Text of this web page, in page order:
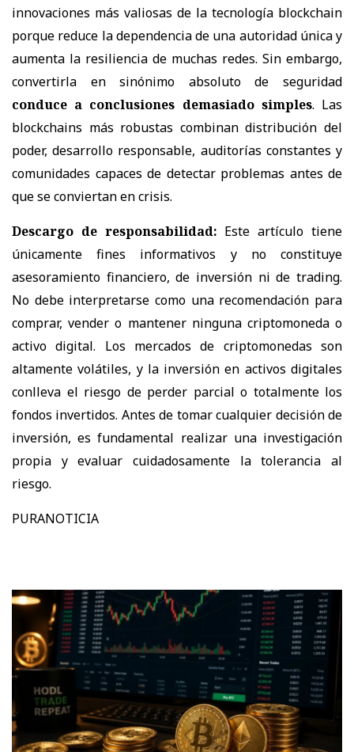
innovaciones más valiosas de la tecnología blockchain
porque reduce la dependencia de una autoridad única y
aumenta la resiliencia de muchas redes. Sin embargo,
convertirla en sinónimo absoluto de seguridad
conduce a conclusiones demasiado simples. Las
blockchains más robustas combinan distribución del
poder, desarrollo responsable, auditorías constantes y
comunidades capaces de detectar problemas antes de
que se conviertan en crisis.
Descargo de responsabilidad: Este artículo tiene
únicamente fines informativos y no constituye
asesoramiento financiero, de inversión ni de trading.
No debe interpretarse como una recomendación para
comprar, vender o mantener ninguna criptomoneda o
activo digital. Los mercados de criptomonedas son
altamente volátiles, y la inversión en activos digitales
conlleva el riesgo de perder parcial o totalmente los
fondos invertidos. Antes de tomar cualquier decisión de
inversión, es fundamental realizar una investigación
propia y evaluar cuidadosamente la tolerancia al
riesgo.
PURANOTICIA